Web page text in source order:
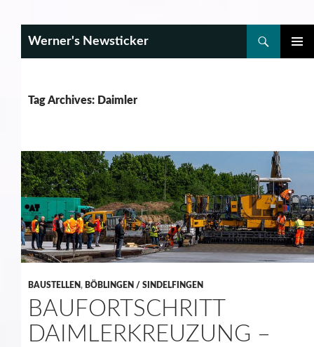
Werner's Newsticker
Tag Archives: Daimler
BAUSTELLEN, BÖBLINGEN / SINDELFINGEN
BAUFORTSCHRITT
DAIMLERKREUZUNG –